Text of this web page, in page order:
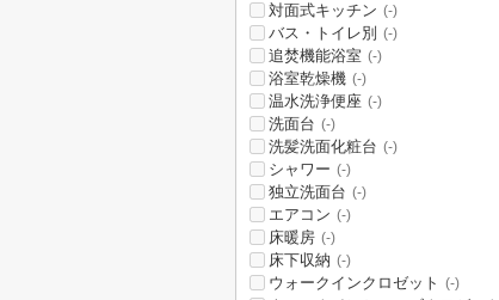
対面式キッチン (-)
バス・トイレ別 (-)
追焚機能浴室 (-)
浴室乾燥機 (-)
温水洗浄便座 (-)
洗面台 (-)
洗髪洗面化粧台 (-)
シャワー (-)
独立洗面台 (-)
エアコン (-)
床暖房 (-)
床下収納 (-)
ウォークインクロゼット (-)